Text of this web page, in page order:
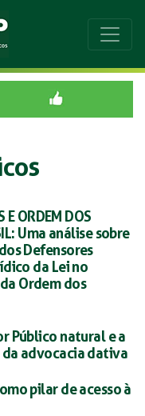
E ORDEM DOS
Uma análise sobre
Defensores
da Lei no
Ordem dos
Público natural e a
advocacia dativa
pilar de acesso à